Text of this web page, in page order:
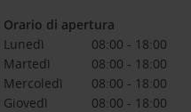
Orario di apertura
Lunedì
08:00 - 18:00
Martedì
08:00 - 18:00
Mercoledì
08:00 - 18:00
Giovedì
08:00 - 18:00